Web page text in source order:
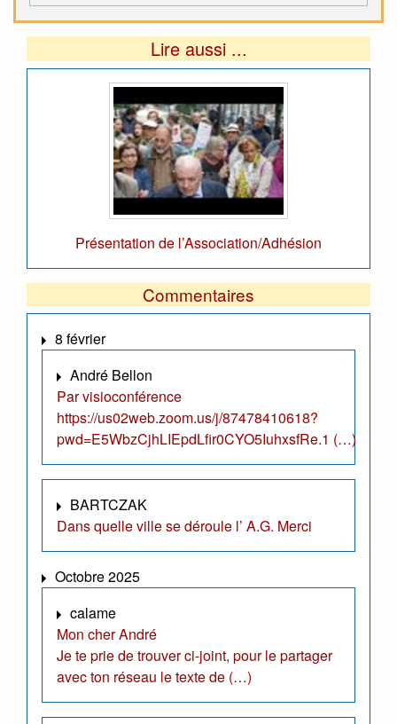
Lire aussi ...
Présentation de l’Association/Adhésion
Commentaires
8 février
André Bellon
Par visioconférence
https://us02web.zoom.us/j/87478410618?
pwd=E5WbzCjhLIEpdLfir0CYO5IuhxsfRe.1 (…)
BARTCZAK
Dans quelle ville se déroule l’ A.G. Merci
Octobre 2025
calame
Mon cher André
Je te prie de trouver ci-joint, pour le partager
avec ton réseau le texte de (…)